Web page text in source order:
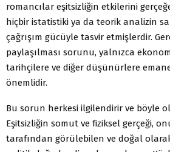
romancılar eşitsizliğin etkilerini
hiçbir istatistiki ya da teorik analizin
çağrışım gücüyle tasvir etmişlerdir.
paylaşılması sorunu, yalnızca
tarihçilere ve diğer düşünürlere
önemlidir.
Bu sorun herkesi ilgilendirir ve böyle
Eşitsizliğin somut ve fiziksel gerçeği,
tarafından görülebilen ve doğal